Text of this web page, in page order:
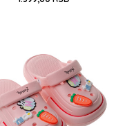
34 35
DODAJ U KORPU